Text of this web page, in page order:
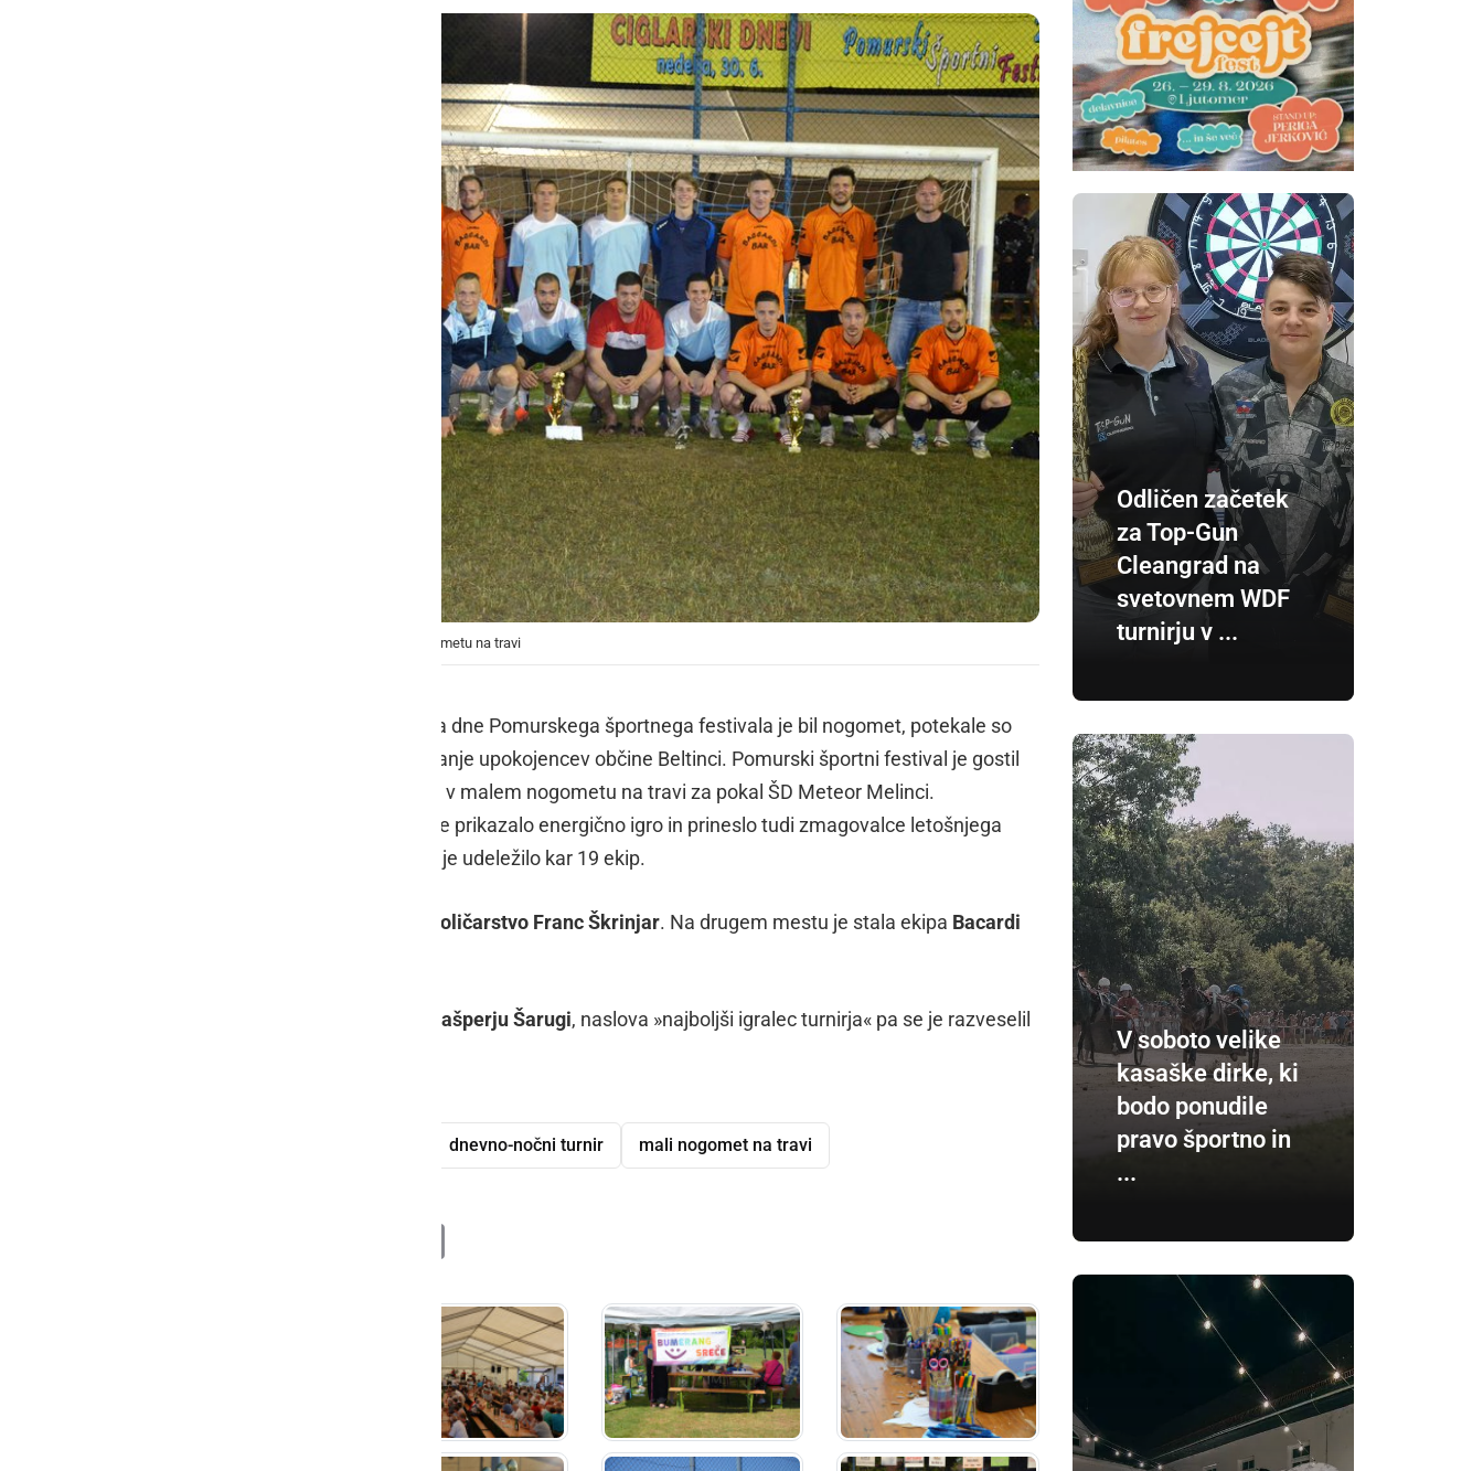
29. tradicionalni dnevno-nočni turnir v malem nogometu na travi
Osrednji šport šestega festivalskega dne Pomurskega športnega festivala je bil nogomet, potekale so
tudi aktivnosti za najmlajše ter srečanje upokojencev občine Beltinci. Pomurski športni festival je gostil
29. tradicionalni dnevno-nočni turnir v malem nogometu na travi za pokal ŠD Meteor Melinci.
Celodnevno nogometno dogajanje je prikazalo energično igro in prineslo tudi zmagovalce letošnjega
malonogometnega turnirja, ki se ga je udeležilo kar 19 ekip.
Avtoličarstvo Franc Škrinjar. Na drugem mestu je stala ekipa Bacardi
Gašperju Šarugi, naslova »najboljši igralec turnirja« pa se je razveselil
dnevno-nočni turnir mali nogomet na travi
PrintFriendly
Odličen začetek
za Top-Gun
Cleangrad na
svetovnem WDF
turnirju v ...
V soboto velike
kasaške dirke, ki
bodo ponudile
pravo športno in
...